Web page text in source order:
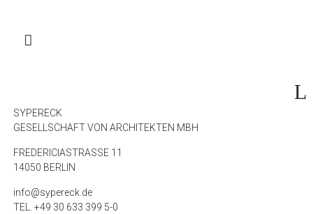
SYPERECK
GESELLSCHAFT VON ARCHITEKTEN MBH
FREDERICIASTRASSE 11
14050 BERLIN
info@sypereck.de
TEL. +49 30 633 399 5-0